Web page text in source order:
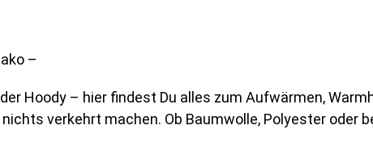
–
Hoody – hier findest Du alles zum Aufwärmen,
verkehrt machen. Ob Baumwolle, Polyester